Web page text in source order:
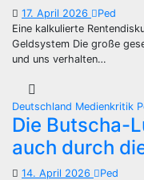
17. April 2026
Ped
Eine kalkulierte
Geldsystem Die große
und uns verhalten…
Deutschland Medienkritik
Die Butscha-
auch durch
14. April 2026
Ped